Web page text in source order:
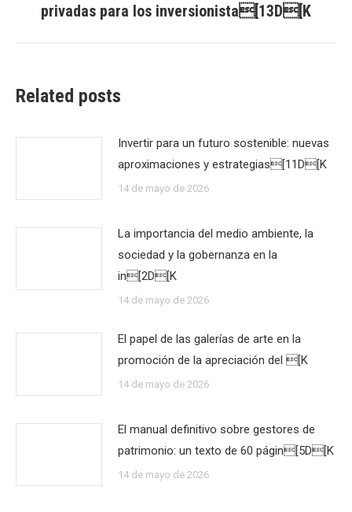
post:
privadas para los inversionista[13D[K
Related posts
Invertir para un futuro sostenible: nuevas
aproximaciones y estrategias[11D[K
14 de mayo de 2026
La importancia del medio ambiente, la
sociedad y la gobernanza en la
in[2D[K
14 de mayo de 2026
El papel de las galerías de arte en la
promoción de la apreciación del [K
14 de mayo de 2026
El manual definitivo sobre gestores de
patrimonio: un texto de 60 págin[5D[K
14 de mayo de 2026